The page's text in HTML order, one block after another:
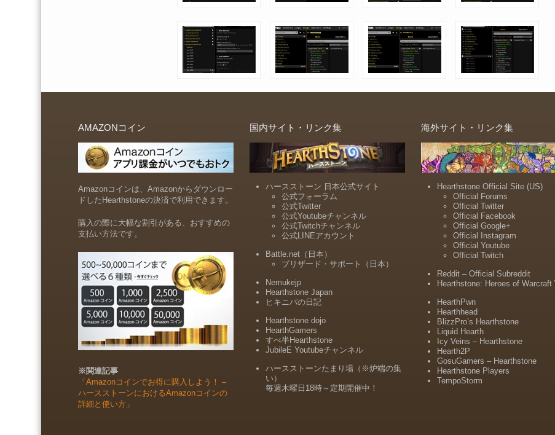
AMAZONコイン
Amazonコインは、Amazonからダウンロー
ドしたHearthstoneの決済で利用できます。
購入の際に大幅な割引がある、おすすめの
支払い方法です。
※関連記事
「Amazonコインでお得に購入しよう！ –
ハースストーンにおけるAmazonコインの
詳細と使い方」
国内サイト・リンク集
ハースストーン 日本公式サイト
公式フォーラム
公式Twitter
公式Youtubeチャンネル
公式Twitchチャンネル
公式LINEアカウント
Battle.net（日本）
ブリザード・サポート（日本）
Nemukejp
Hearthstone Japan
ヒキニパの日記
Hearthstone dojo
HearthGamers
すべ半Hearthstone
JubileE Youtubeチャンネル
ハースストーンたまり場（※炉端の集
い）
毎週木曜日18時～定期開催中！
海外サイト・リンク集
Hearthstone Official Site (US)
Official Forums
Official Twitter
Official Facebook
Official Google+
Official Instagram
Official Youtube
Official Twitch
Reddit – Official Subreddit
Hearthstone: Heroes of Warcraft
HearthPwn
Hearthhead
BlizzPro’s Hearthstone
Liquid Hearth
Icy Veins – Hearthstone
Hearth2P
GosuGamers – Hearthstone
Hearthstone Players
TempoStorm